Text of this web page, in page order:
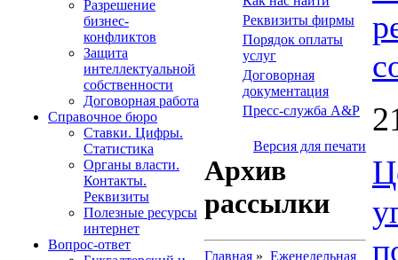
Разрешение
бизнес-
конфликтов
Защита
интеллектуальной
собственности
Договорная работа
Справочное бюро
Ставки. Цифры.
Статистика
Органы власти.
Контакты.
Реквизиты
Полезные ресурсы
интернет
Вопрос-ответ
Реквизиты фирмы
Порядок оплаты
услуг
Договорная
документация
Пресс-служба A&P
Версия для печати
Архив
рассылки
Главная » Еженедельная